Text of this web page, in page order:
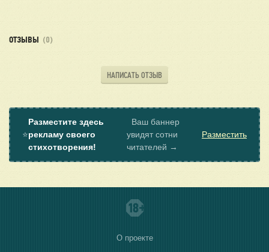
ОТЗЫВЫ (0)
НАПИСАТЬ ОТЗЫВ
⭐
Разместите здесь
рекламу своего
стихотворения!
Ваш баннер
увидят сотни
читателей →
Разместить
О проекте